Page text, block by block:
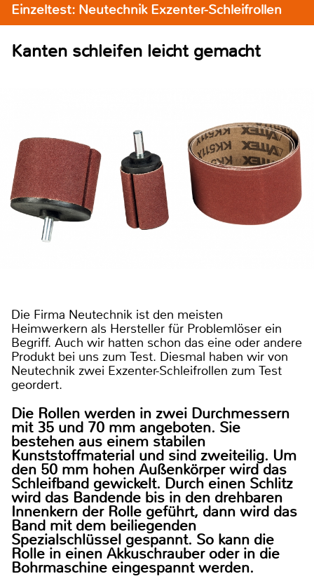
Einzeltest: Neutechnik Exzenter-Schleifrollen
Kanten schleifen leicht gemacht
Die Firma Neutechnik ist den meisten
Heimwerkern als Hersteller für Problemlöser ein
Begriff. Auch wir hatten schon das eine oder andere
Produkt bei uns zum Test. Diesmal haben wir von
Neutechnik zwei Exzenter-Schleifrollen zum Test
geordert.
Die Rollen werden in zwei Durchmessern
mit 35 und 70 mm angeboten. Sie
bestehen aus einem stabilen
Kunststoffmaterial und sind zweiteilig. Um
den 50 mm hohen Außenkörper wird das
Schleifband gewickelt. Durch einen Schlitz
wird das Bandende bis in den drehbaren
Innenkern der Rolle geführt, dann wird das
Band mit dem beiliegenden
Spezialschlüssel gespannt. So kann die
Rolle in einen Akkuschrauber oder in die
Bohrmaschine eingespannt werden.